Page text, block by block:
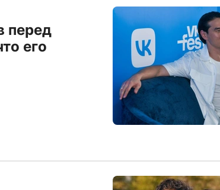
перед
его